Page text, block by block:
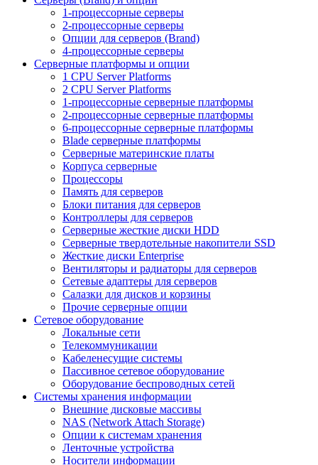
1-процессорные серверы
2-процессорные серверы
Опции для серверов (Brand)
4-процессорные серверы
Серверные платформы и опции
1 CPU Server Platforms
2 CPU Server Platforms
1-процессорные серверные платформы
2-процессорные серверные платформы
6-процессорные серверные платформы
Blade серверные платформы
Серверные материнские платы
Корпуса серверные
Процессоры
Память для серверов
Блоки питания для серверов
Контроллеры для серверов
Серверные жесткие диски HDD
Серверные твердотельные накопители SSD
Жесткие диски Enterprise
Вентиляторы и радиаторы для серверов
Сетевые адаптеры для серверов
Салазки для дисков и корзины
Прочие серверные опции
Сетевое оборудование
Локальные сети
Телекоммуникации
Кабеленесущие системы
Пассивное сетевое оборудование
Оборудование беспроводных сетей
Системы хранения информации
Внешние дисковые массивы
NAS (Network Attach Storage)
Опции к системам хранения
Ленточные устройства
Носители информации